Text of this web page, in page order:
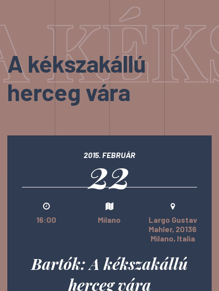
A kékszakállú
herceg vára
2015. FEBRUÁR
22
16:00 Milano
Largo Gustav
Mahler, 20136
Milano, Italia
Bartók: A kékszakállú
herceg vára